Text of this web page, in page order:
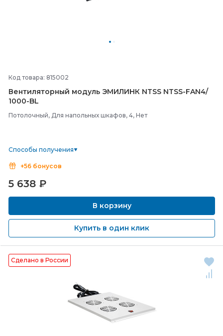
Код товара: 815002
Вентиляторный модуль ЭМИЛИНК NTSS NTSS-FAN4/
1000-BL
Потолочный, Для напольных шкафов, 4, Нет
Способы получения
+56 бонусов
5 638 ₽
В корзину
Купить в один клик
Сделано в России